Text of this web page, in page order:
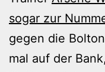
sogar zur
gegen die
mal auf der